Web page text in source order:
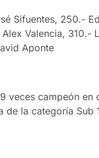
Sifuentes, 250.-
Valencia, 310.-
Aponte
veces campeón en
de la categoría Sub